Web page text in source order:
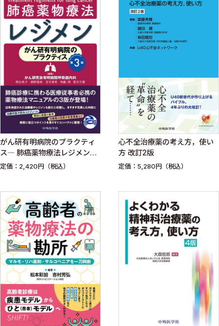
がん研有明病院のプラクティ
ス― 肺癌薬物療法レジメン
第3版
定価：2,420円（税込）
心不全治療薬の考え方，使い
方 改訂2版
定価：5,280円（税込）